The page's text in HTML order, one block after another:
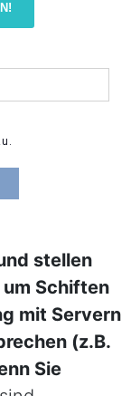
stellen
um Schiften
mit Servern
(z.B.
Sie